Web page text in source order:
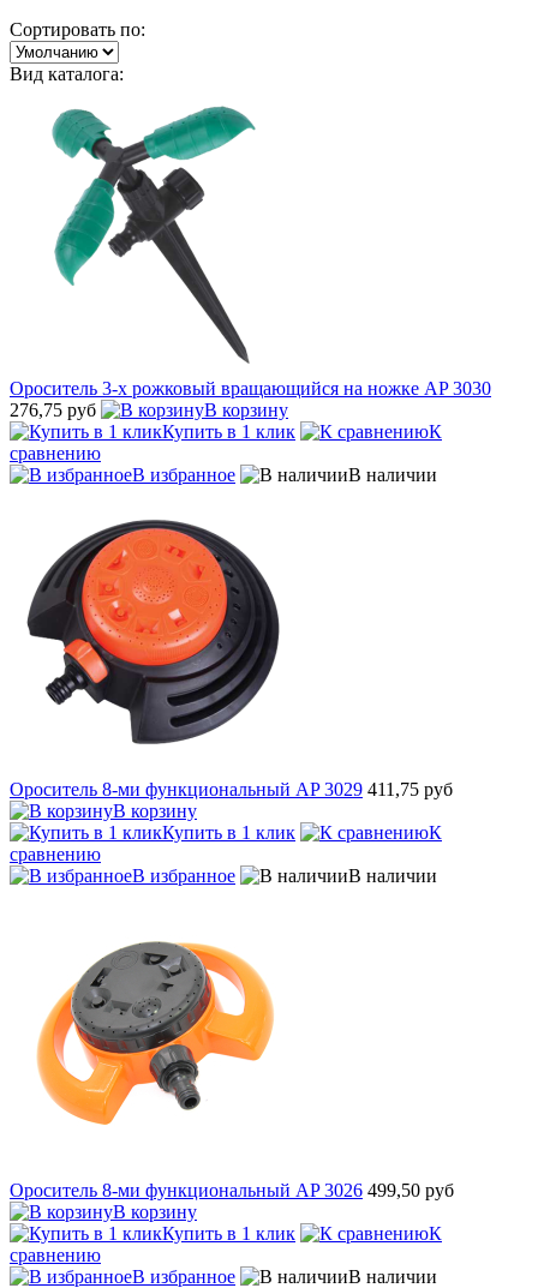
Сортировать по:
Вид каталога:
Ороситель 3-х рожковый вращающийся на ножке AP 3030
276,75 руб
В корзину
Купить в 1 клик
К
сравнению
В избранное
В наличии
Ороситель 8-ми функциональный AP 3029 411,75 руб
В корзину
Купить в 1 клик
К
сравнению
В избранное
В наличии
Ороситель 8-ми функциональный AP 3026 499,50 руб
В корзину
Купить в 1 клик
К
сравнению
В избранное
В наличии